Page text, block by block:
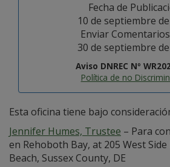
Fecha de
10 de septiembre
Enviar
30 de septiembre
Aviso DNREC Nº
Política de no
Esta oficina tiene bajo
Jennifer Humes, Trustee – Para
en Rehoboth Bay, at 205 West
Beach, Sussex County, DE